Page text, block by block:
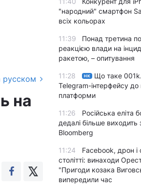
русском
на
"народний" смартфон
всіх кольорах
11:39
Понад третина
реакцією влади на
ракетою, – опитування
11:28 НК
Що таке
Telegram-інтерфейсу до
платформи
11:26
Російська еліта
дедалі більше
Bloomberg
11:24
Facebook, дрон і
столітті: винаходи
"Пригоди козака
випередили час